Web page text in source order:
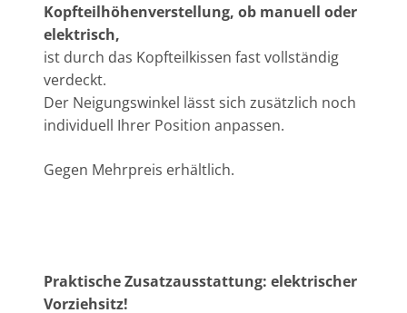
Kopfteilhöhenverstellung, ob manuell oder
elektrisch,
ist durch das Kopfteilkissen fast vollständig
verdeckt.
Der Neigungswinkel lässt sich zusätzlich noch
individuell Ihrer Position anpassen.
Gegen Mehrpreis erhältlich.
Praktische Zusatzausstattung: elektrischer
Vorziehsitz!